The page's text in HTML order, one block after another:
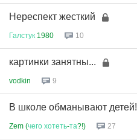
Нереспект жесткий
Галстук 1980 10
картинки занятны...
vodkin 9
В школе обманывают детей!
Zem (чего хотеть-та?!) 27